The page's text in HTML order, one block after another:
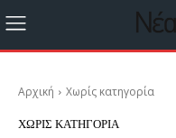
Αρχική Χωρίς κατηγορία
ΧΩΡΊΣ ΚΑΤΗΓΟΡΊΑ